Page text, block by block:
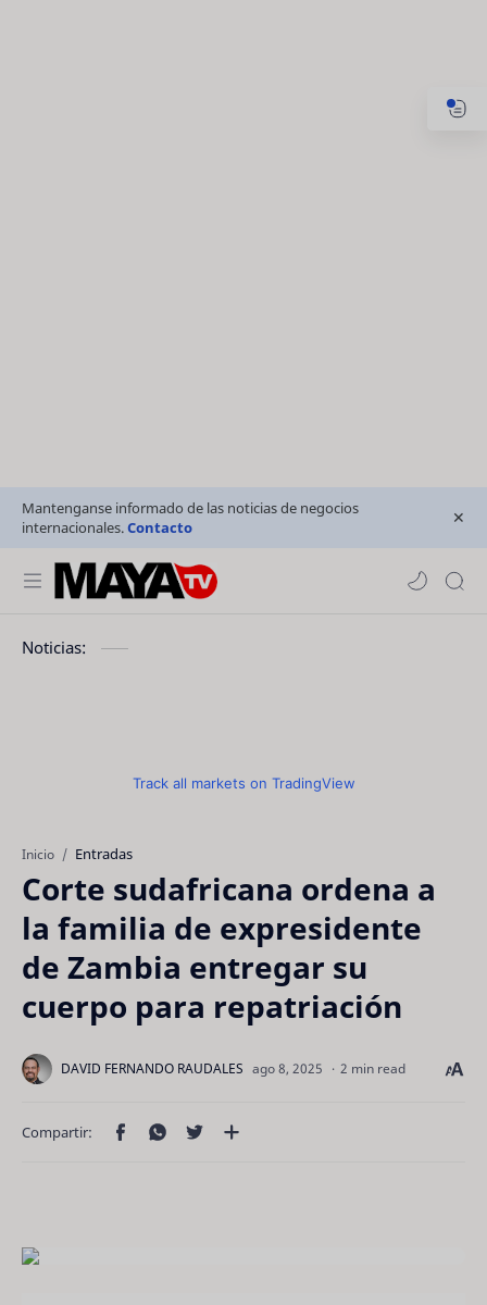
Mantenganse informado de las noticias de negocios
internacionales.Contacto
Noticias:
Track all markets on TradingView
Inicio Entradas
Corte sudafricana ordena a
la familia de expresidente
de Zambia entregar su
cuerpo para repatriación
2 min read